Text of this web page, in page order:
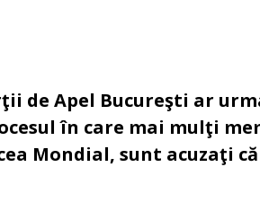
de Apel Bucureşti ar
în care mai mulţi
Mondial, sunt acuzaţi